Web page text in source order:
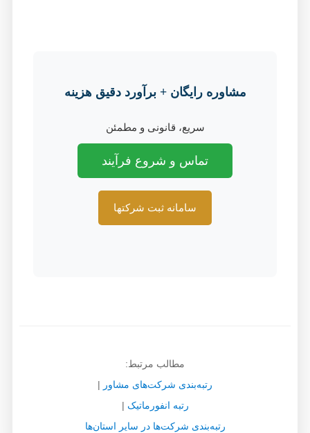
مشاوره رایگان + برآورد دقیق هزینه
سریع، قانونی و مطمئن
تماس و شروع فرآیند
سامانه ثبت شرکتها
مطالب مرتبط:
رتبه‌بندی شرکت‌های مشاور |
رتبه انفورماتیک |
رتبه‌بندی شرکت‌ها در سایر استان‌ها